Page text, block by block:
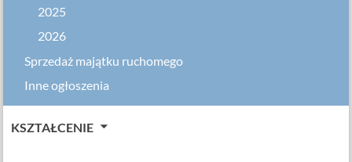
2025
2026
Sprzedaż majątku ruchomego
Inne ogłoszenia
KSZTAŁCENIE